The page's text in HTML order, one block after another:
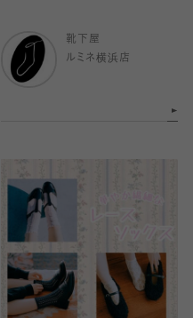
靴下屋
ルミネ横浜店